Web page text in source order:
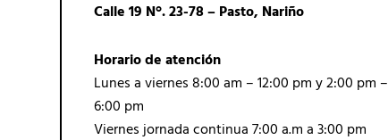
Calle 19 N°. 23-78 – Pasto, Nariño
Horario de atención
Lunes a viernes 8:00 am – 12:00 pm y 2:00 pm –
6:00 pm
Viernes jornada continua 7:00 a.m a 3:00 pm